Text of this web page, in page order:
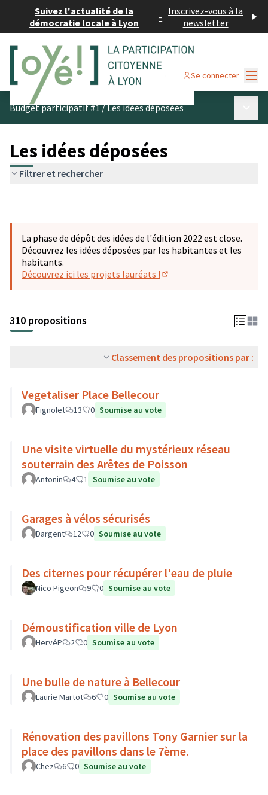
Suivez l'actualité de la
démocratie locale à Lyon
- Inscrivez-vous à la
newsletter
Se connecter
Budget participatif #1/Les idées déposées
Les idées déposées
Filtrer et rechercher
La phase de dépôt des idées de l'édition 2022 est close.
Découvrez les idées déposées par les habitantes et les
habitants.
Découvrez ici les projets lauréats !
310 propositions
Classement des propositions par :
Vegetaliser Place Bellecour
Fignolet 13 0 Soumise au vote
Une visite virtuelle du mystérieux réseau
souterrain des Arêtes de Poisson
Antonin 4 1 Soumise au vote
Garages à vélos sécurisés
Dargent 12 0 Soumise au vote
Des citernes pour récupérer l'eau de pluie
Nico Pigeon 9 0 Soumise au vote
Démoustification ville de Lyon
HervéP 2 0 Soumise au vote
Une bulle de nature à Bellecour
Laurie Martot 6 0 Soumise au vote
Rénovation des pavillons Tony Garnier sur la
place des pavillons dans le 7ème.
Chez 6 0 Soumise au vote